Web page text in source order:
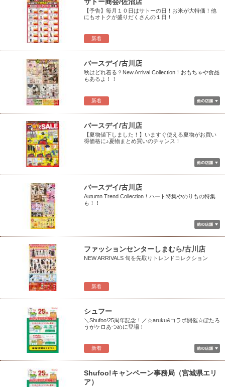
新着
【予告】毎月１０日はサトーの日！お米が大特価！他
にもオトクが盛りだくさんの１日！
新着
バースデイ/古川店
秋はどれ着る？New Arrival Collection！おもちゃや食品
もあるよ！！
バースデイ/古川店
【夏物値下しました！】いますぐ使える夏物がお買い
得価格に♪夏物まとめ買いのチャンス！
バースデイ/古川店
Autumn Trend Collection！ハート特集やのりもの特集
も！！
新着
ファッションセンターしまむら/古川店
NEW ARRIVALS 旬を先取りトレンドコレクション
新着
シュフー
＼Shufoo!25周年記念！／☆aruku&コラボ開催☆ぽたろ
うがケロあつめに登場！
Shufoo!キャンペーン事務局（宮城県エリ
ア）